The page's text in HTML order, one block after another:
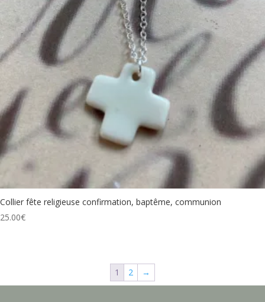
Collier fête religieuse confirmation, baptême, communion
25.00€
1 2 →